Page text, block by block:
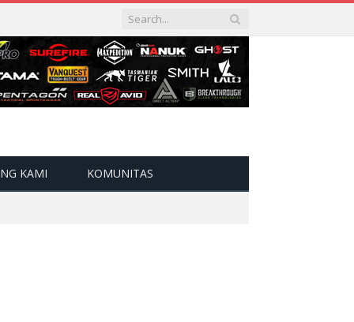
KAMI KOMUNITAS